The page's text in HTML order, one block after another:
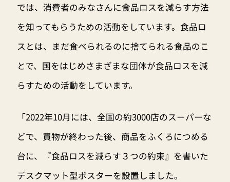
では、消費者のみなさんに食品ロスを減らす方法
を知ってもらうための活動をしています。食品ロ
スとは、まだ食べられるのに捨てられる食品のこ
とで、国をはじめさまざまな団体が食品ロスを減
らすための活動をしています。
「2022年10月には、全国の約3000店のスーパーな
どで、買物が終わった後、商品をふくろにつめる
台に、『食品ロスを減らす３つの約束』を書いた
デスクマット型ポスターを設置しました。